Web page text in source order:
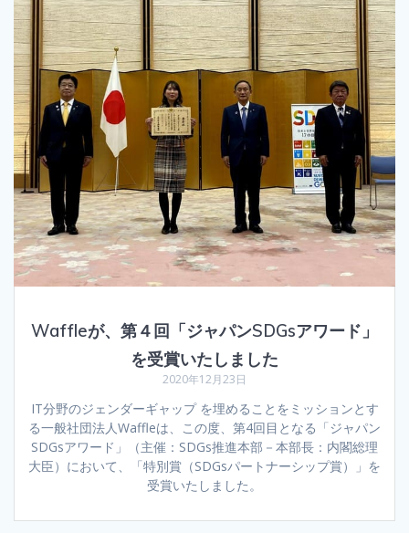
Waffleが、第４回「ジャパンSDGsアワード」
を受賞いたしました
2020年12月23日
IT分野のジェンダーギャップ を埋めることをミッションとす
る一般社団法人Waffleは、この度、第4回目となる「ジャパン
SDGsアワード」（主催：SDGs推進本部－本部長：内閣総理
大臣）において、「特別賞（SDGsパートナーシップ賞）」を
受賞いたしました。